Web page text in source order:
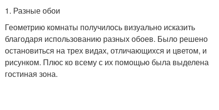
1. Разные обои
Геометрию комнаты получилось визуально исказить
благодаря использованию разных обоев. Было решено
остановиться на трех видах, отличающихся и цветом, и
рисунком. Плюс ко всему с их помощью была выделена
гостиная зона.